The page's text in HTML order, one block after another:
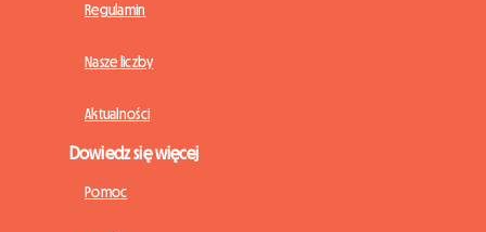
Regulamin
Nasze liczby
Aktualności
Dowiedz się więcej
Pomoc